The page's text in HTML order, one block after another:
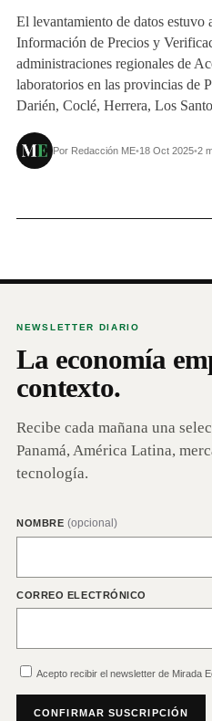
El levantamiento de datos estuvo
Información de Precios y
administraciones regionales de
laboratorios en las provincias de
Darién, Coclé, Herrera, Los
Por Redacción ME•18 Oct 2025•2
NEWSLETTER DIARIO
La economía
contexto.
Recibe cada mañana una
Panamá, América Latina,
tecnología.
NOMBRE (opcional)
CORREO ELECTRÓNICO
Acepto recibir el newsletter de Mirada
CONFIRMAR SUSCRIPCIÓN